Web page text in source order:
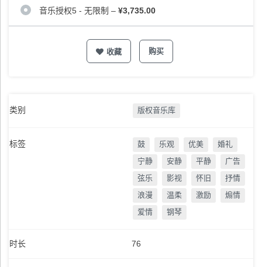
音乐授权5 - 无限制 – ¥3,735.00
收藏 购买
类别 版权音乐库
标签 鼓 乐观 优美
婚礼
宁静
安静 平静
广告
弦乐
影视 怀旧
抒情
浪漫
温柔 激励
煽情
爱情
钢琴
时长 76